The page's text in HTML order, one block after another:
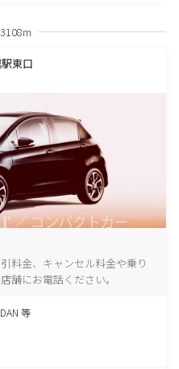
3108m
東口
料金、キャンセル料金や乗り
舗にお電話ください。
等